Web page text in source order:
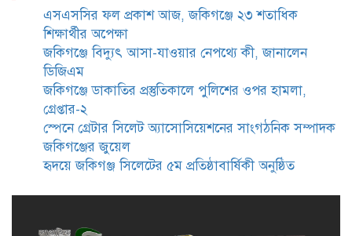
জকিগঞ্জে সীমান্ত ভাঙন পরিদর্শনে ভূমি
রেকর্ড ও জরিপ অধিদপ্তরের
জকিগঞ্জে নারী ও শিশু নির্যাতন ও
বাল্যবিবাহ প্রতিরোধে আন্তঃকলেজ
জকিগঞ্জে বালাউট ছাহেব বাড়ীর
এসএসসির ফল প্রকাশ আজ, জকিগঞ্জে ২৩ শতাধিক
শিক্ষার্থীর অপেক্ষা
জকিগঞ্জে বিদ্যুৎ আসা-যাওয়ার নেপথ্যে কী, জানালেন
ডিজিএম
জকিগঞ্জে ডাকাতির প্রস্তুতিকালে পুলিশের ওপর হামলা,
গ্রেপ্তার-২
স্পেনে গ্রেটার সিলেট অ্যাসোসিয়েশনের সাংগঠনিক সম্পাদক
জকিগঞ্জের জুয়েল
হৃদয়ে জকিগঞ্জ সিলেটের ৫ম প্রতিষ্ঠাবার্ষিকী অনুষ্ঠিত